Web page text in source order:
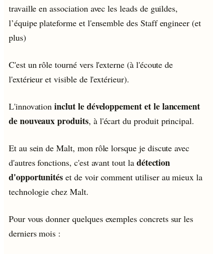
travaille en association avec les leads de guildes,
l’équipe plateforme et l'ensemble des Staff engineer (et
plus)
C'est un rôle tourné vers l'externe (à l'écoute de
l'extérieur et visible de l'extérieur).
L'innovationinclut le développement et le lancement
de nouveaux produits, à l'écart du produit principal.
Et au sein de Malt, mon rôle lorsque je discute avec
d'autres fonctions, c'est avant tout la détection
d'opportunités et de voir comment utiliser au mieux la
technologie chez Malt.
Pour vous donner quelques exemples concrets sur les
derniers mois :